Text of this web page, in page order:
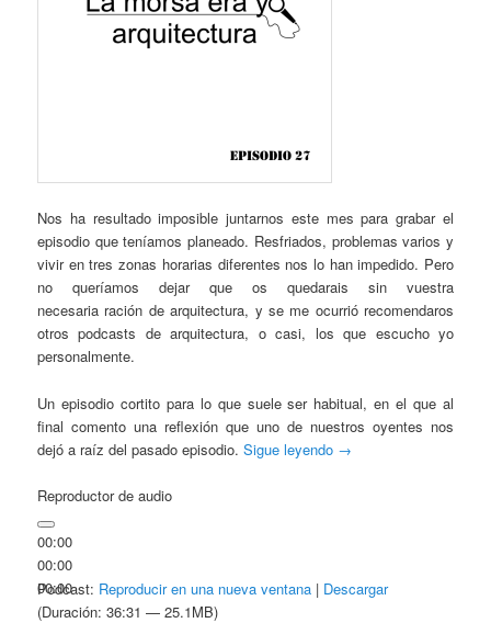
Nos ha resultado imposible juntarnos este mes para grabar el
episodio que teníamos planeado. Resfriados, problemas varios y
vivir en tres zonas horarias diferentes nos lo han impedido. Pero
no queríamos dejar que os quedarais sin vuestra
necesaria ración de arquitectura, y se me ocurrió recomendaros
otros podcasts de arquitectura, o casi, los que escucho yo
personalmente.
Un episodio cortito para lo que suele ser habitual, en el que al
final comento una reflexión que uno de nuestros oyentes nos
dejó a raíz del pasado episodio.Sigue leyendo →
Reproductor de audio
00:00
00:00
00:00
Podcast: Reproducir en una nueva ventana | Descargar
(Duración: 36:31 — 25.1MB)